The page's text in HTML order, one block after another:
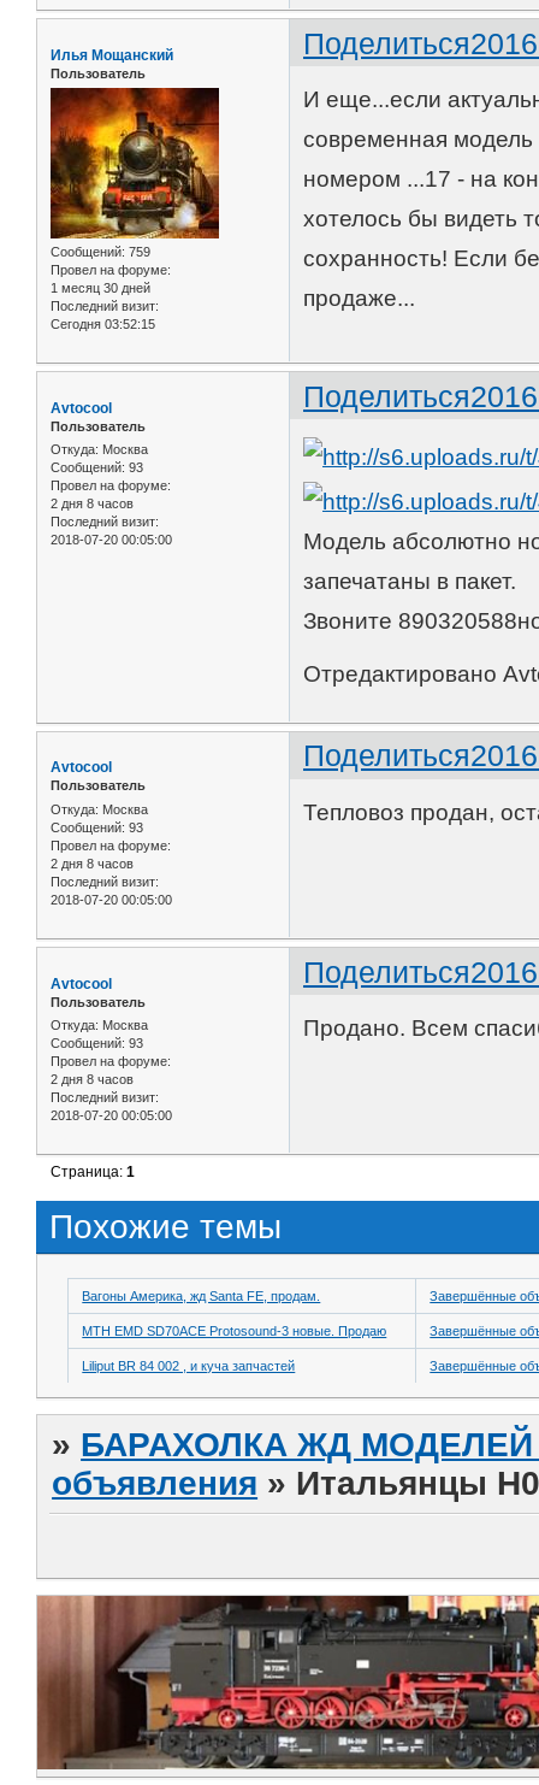
Поделиться
Илья Мощанский
Пользователь
Сообщений: 759
Провел на форуме:
1 месяц 30 дней
Последний визит:
Сегодня 03:52:15
И еще...если
современная модель
номером ...17 - на
хотелось бы видеть
сохранность! Если
продаже...
Поделиться
Avtocool
Пользователь
Откуда: Москва
Сообщений: 93
Провел на форуме:
2 дня 8 часов
Последний визит:
2018-07-20 00:05:00
Модель абсолютно
запечатаны в пакет.
Звоните
Отредактировано
Поделиться
Avtocool
Пользователь
Откуда: Москва
Сообщений: 93
Провел на форуме:
2 дня 8 часов
Последний визит:
2018-07-20 00:05:00
Тепловоз продан,
Поделиться
Avtocool
Пользователь
Откуда: Москва
Сообщений: 93
Провел на форуме:
2 дня 8 часов
Последний визит:
2018-07-20 00:05:00
Продано. Всем
Страница:1
Похожие темы
Вагоны Америка, жд Santa FE, продам. Завершённые
MTH EMD SD70ACE Protosound-3 новые. Продаю Завершённые
Liliput BR 84 002 , и куча запчастей Завершённые
» БАРАХОЛКА ЖД МОДЕЛЕЙ
объявления » Итальянцы